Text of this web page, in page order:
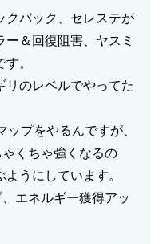
クバック、セレステが
＆回復阻害、ヤスミ
。
リのレベルでやってた
プをやるんですが、
くちゃ強くなるの
うにしています。
エネルギー獲得アッ